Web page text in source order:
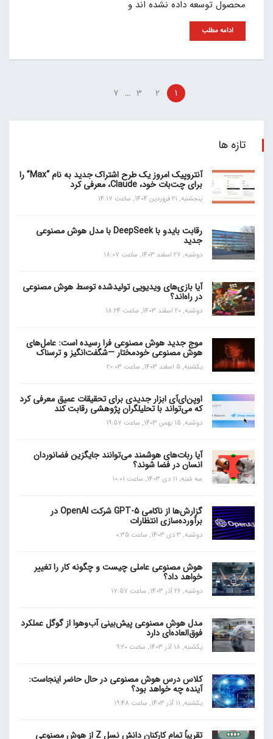
محصول توسعه داده نشده اند و
ادامه مطلب
1
2
3
…
7
تازه ها
آنتروپیک امروز یک طرح اشتراک جدید به نام “Max” را
برای چت‌بات خود، Claude، معرفی کرد
پنجشنبه, 21 فروردین 1404, ساعت 14:17
رقابت بایدو با DeepSeek با مدل هوش مصنوعی
جدید
دوشنبه, 27 اسفند 1403, ساعت 18:07
آیا بازی‌های ویدیویی تولیدشده توسط هوش مصنوعی
در راه‌اند؟
دوشنبه, 20 اسفند 1403, ساعت 18:24
موج جدید هوش مصنوعی فرا رسیده است: عامل‌های
هوش مصنوعی خودمختار —شگفت‌انگیز و ترسناک
یکشنبه, 5 اسفند 1403, ساعت 20:03
اوپن‌ای‌آی ابزار جدیدی برای تحقیقات عمیق معرفی کرد
که می‌تواند با تحلیلگران پژوهشی رقابت کند
دوشنبه, 15 بهمن 1403, ساعت 19:57
آیا ربات‌های هوشمند می‌توانند جایگزین فضانوردان
انسان در فضا شوند؟
سه شنبه, 11 دی 1403, ساعت 10:01
گزارش‌ها از ناکامی GPT-5 شرکت OpenAI در
برآورده‌سازی انتظارات
دوشنبه, 3 دی 1403, ساعت 0:35
هوش مصنوعی عاملی چیست و چگونه کار را تغییر
خواهد داد؟
دوشنبه, 26 آذر 1403, ساعت 17:57
مدل هوش مصنوعی پیش‌بینی آب‌و‌هوا از گوگل عملکرد
فوق‌العاده‌ای دارد
یکشنبه, 18 آذر 1403, ساعت 9:20
کلاس درس هوش مصنوعی در حال حاضر اینجاست:
آینده چه خواهد بود؟
یکشنبه, 11 آذر 1403, ساعت 19:48
تقریباً تمام کارکنان دانش نسل Z از هوش مصنوعی